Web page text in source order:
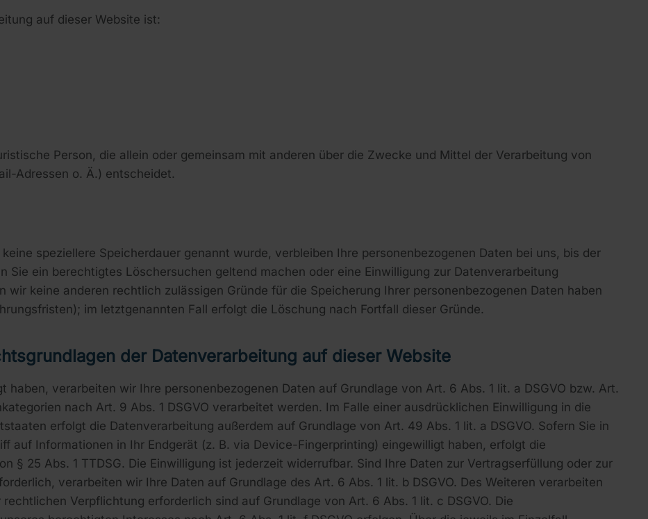
auf dieser Website ist:
Person, die allein oder gemeinsam mit anderen über die Zwecke und Mittel der Verarbeitung von
Adressen o. Ä.) entscheidet.
speziellere Speicherdauer genannt wurde, verbleiben Ihre personenbezogenen Daten bei uns, bis der
Sie ein berechtigtes Löschersuchen geltend machen oder eine Einwilligung zur Datenverarbeitung
keine anderen rechtlich zulässigen Gründe für die Speicherung Ihrer personenbezogenen Daten haben
im letztgenannten Fall erfolgt die Löschung nach Fortfall dieser Gründe.
der Datenverarbeitung auf dieser Website
haben, verarbeiten wir Ihre personenbezogenen Daten auf Grundlage von Art. 6 Abs. 1 lit. a DSGVO bzw. Art.
nach Art. 9 Abs. 1 DSGVO verarbeitet werden. Im Falle einer ausdrücklichen Einwilligung in die
erfolgt die Datenverarbeitung außerdem auf Grundlage von Art. 49 Abs. 1 lit. a DSGVO. Sofern Sie in
auf Informationen in Ihr Endgerät (z. B. via Device-Fingerprinting) eingewilligt haben, erfolgt die
§ 25 Abs. 1 TTDSG. Die Einwilligung ist jederzeit widerrufbar. Sind Ihre Daten zur Vertragserfüllung oder zur
verarbeiten wir Ihre Daten auf Grundlage des Art. 6 Abs. 1 lit. b DSGVO. Des Weiteren verarbeiten
Verpflichtung erforderlich sind auf Grundlage von Art. 6 Abs. 1 lit. c DSGVO. Die